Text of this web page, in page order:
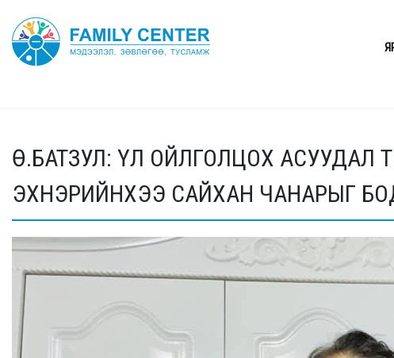
Ө.БАТЗУЛ: ҮЛ ОЙЛГОЛЦОХ АСУУДАЛ
ЭХНЭРИЙНХЭЭ САЙХАН ЧАНАРЫГ